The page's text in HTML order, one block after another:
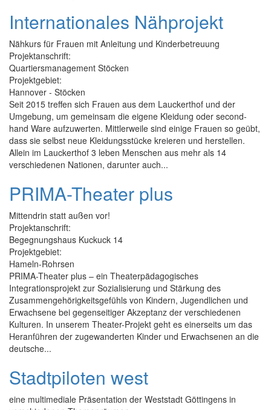
Internationales Nähprojekt
Nähkurs für Frauen mit Anleitung und Kinderbetreuung
Projektanschrift:
Quartiersmanagement Stöcken
Projektgebiet:
Hannover - Stöcken
Seit 2015 treffen sich Frauen aus dem Lauckerthof und der
Umgebung, um gemeinsam die eigene Kleidung oder second-
hand Ware aufzuwerten. Mittlerweile sind einige Frauen so geübt,
dass sie selbst neue Kleidungsstücke kreieren und herstellen.
Allein im Lauckerthof 3 leben Menschen aus mehr als 14
verschiedenen Nationen, darunter auch...
PRIMA-Theater plus
Mittendrin statt außen vor!
Projektanschrift:
Begegnungshaus Kuckuck 14
Projektgebiet:
Hameln-Rohrsen
PRIMA-Theater plus – ein Theaterpädagogisches
Integrationsprojekt zur Sozialisierung und Stärkung des
Zusammengehörigkeitsgefühls von Kindern, Jugendlichen und
Erwachsene bei gegenseitiger Akzeptanz der verschiedenen
Kulturen. In unserem Theater-Projekt geht es einerseits um das
Heranführen der zugewanderten Kinder und Erwachsenen an die
deutsche...
Stadtpiloten west
eine multimediale Präsentation der Weststadt Göttingens in